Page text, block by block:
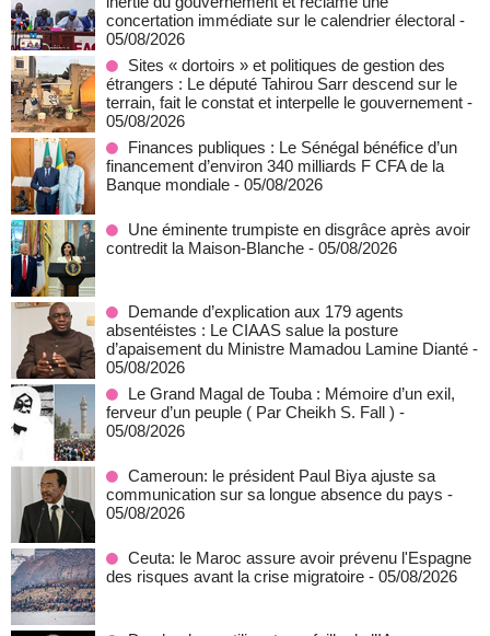
concertation immédiate sur le calendrier électoral -
05/08/2026
Sites « dortoirs » et politiques de gestion des
étrangers : Le député Tahirou Sarr descend sur le
terrain, fait le constat et interpelle le gouvernement -
05/08/2026
Finances publiques : Le Sénégal bénéfice d’un
financement d’environ 340 milliards F CFA de la
Banque mondiale - 05/08/2026
Une éminente trumpiste en disgrâce après avoir
contredit la Maison-Blanche - 05/08/2026
Demande d’explication aux 179 agents
absentéistes : Le CIAAS salue la posture
d’apaisement du Ministre Mamadou Lamine Dianté -
05/08/2026
Le Grand Magal de Touba : Mémoire d’un exil,
ferveur d’un peuple ( Par Cheikh S. Fall ) -
05/08/2026
Cameroun: le président Paul Biya ajuste sa
communication sur sa longue absence du pays -
05/08/2026
Ceuta: le Maroc assure avoir prévenu l'Espagne
des risques avant la crise migratoire - 05/08/2026